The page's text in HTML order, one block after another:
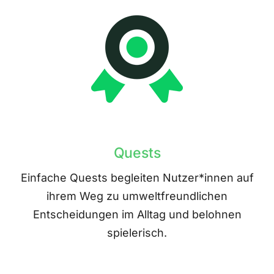
Quests
Einfache Quests begleiten Nutzer*innen auf
ihrem Weg zu umweltfreundlichen
Entscheidungen im Alltag und belohnen
spielerisch.